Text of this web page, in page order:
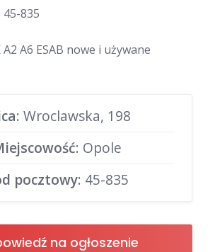
45-835
A6 ESAB nowe i używane
: Wroclawska, 198
: Opole
pocztowy: 45-835
na ogłoszenie